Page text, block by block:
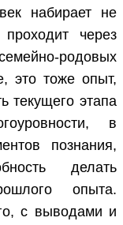
набирает не
через
родовых
это тоже опыт,
текущего этапа
в
познания,
делать
опыта.
с выводами и